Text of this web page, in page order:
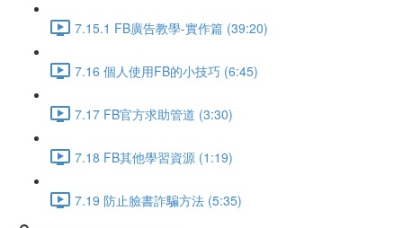
7.15.1 FB廣告教學-實作篇 (39:20)
7.16 個人使用FB的小技巧 (6:45)
7.17 FB官方求助管道 (3:30)
7.18 FB其他學習資源 (1:19)
7.19 防止臉書詐騙方法 (5:35)